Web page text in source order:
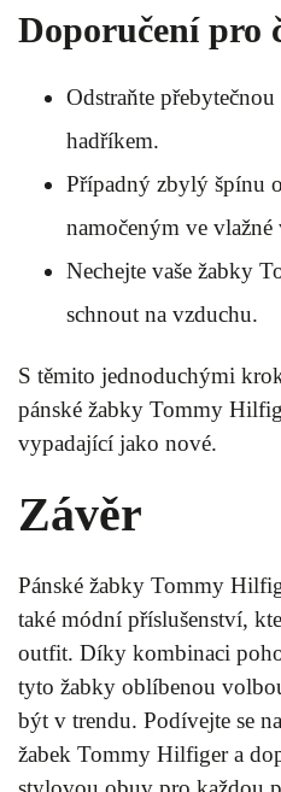
Doporučení pro
Odstraňte
hadříkem.
Případný zbylý špínu
namočeným ve
Nechejte vaše žabky
schnout na vzduchu.
S těmito jednoduchými
pánské žabky Tommy
vypadající jako nové.
Závěr
Pánské žabky Tommy
také módní příslušenství,
outfit. Díky kombinaci
tyto žabky oblíbenou
být v trendu. Podívejte se
žabek Tommy Hilfiger a